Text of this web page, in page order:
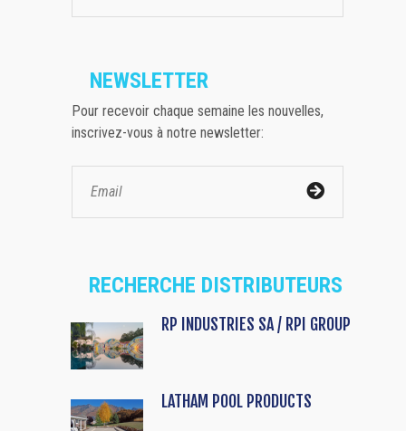
NEWSLETTER
Pour recevoir chaque semaine les nouvelles,
inscrivez-vous à notre newsletter:
RECHERCHE DISTRIBUTEURS
RP INDUSTRIES SA / RPI GROUP
LATHAM POOL PRODUCTS